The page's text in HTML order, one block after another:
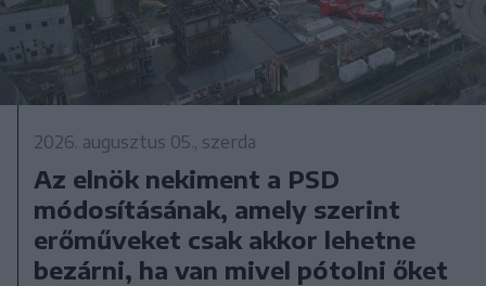
2026. augusztus 05., szerda
Az elnök nekiment a PSD
módosításának, amely szerint
erőműveket csak akkor lehetne
bezárni, ha van mivel pótolni őket